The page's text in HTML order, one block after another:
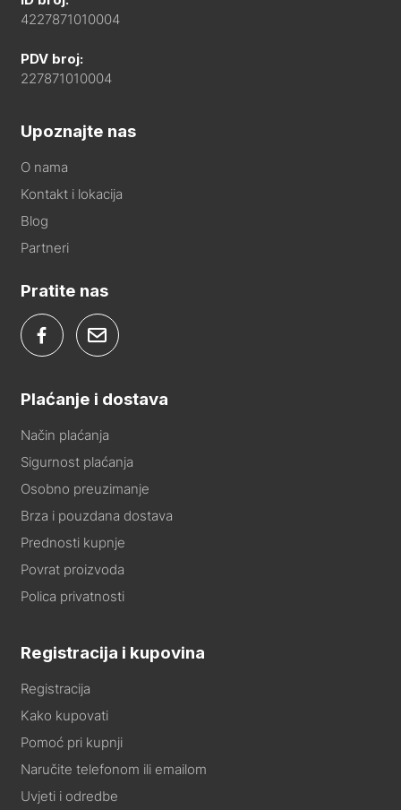
4227871010004
PDV broj:
227871010004
Upoznajte nas
O nama
Kontakt i lokacija
Blog
Partneri
Pratite nas
Plaćanje i dostava
Način plaćanja
Sigurnost plaćanja
Osobno preuzimanje
Brza i pouzdana dostava
Prednosti kupnje
Povrat proizvoda
Polica privatnosti
Registracija i kupovina
Registracija
Kako kupovati
Pomoć pri kupnji
Naručite telefonom ili emailom
Uvjeti i odredbe